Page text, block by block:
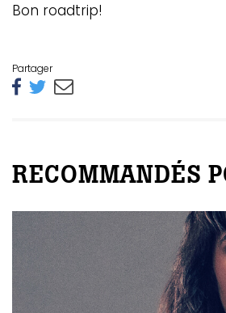
Bon roadtrip!
Partager
RECOMMANDÉS